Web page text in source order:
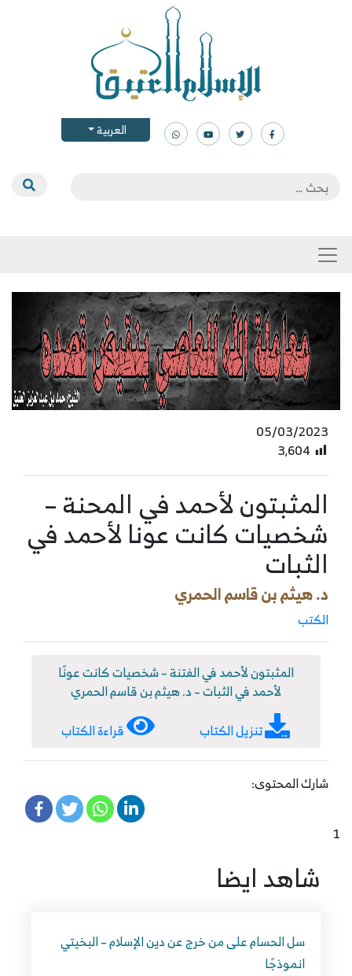
العربية
05/03/2023
3٬604
المثبتون لأحمد في المحنة –
شخصيات كانت عونا لأحمد في
الثبات
د. هيثم بن قاسم الحمري
الكتب
المثبتون لأحمد في الفتنة – شخصيات كانت عونًا
لأحمد في الثبات – د. هيثم بن قاسم الحمري
تنزيل الكتاب
قراءة الكتاب
شارك المحتوى:
1
شاهد ايضا
سل الحسام على من خرج عن دين الإسلام – البخيتي
انموذجًا